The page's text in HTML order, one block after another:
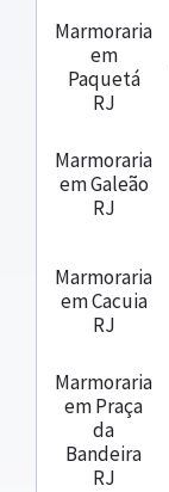
Marmoraria
em
Paquetá
RJ
Marmoraria
em Galeão
RJ
Marmoraria
em Cacuia
RJ
Marmoraria
em Praça
da
Bandeira
RJ